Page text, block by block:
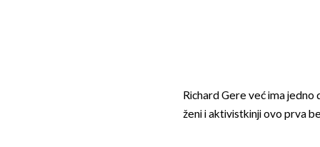
Richard Gere već ima
ženi i aktivistkinji ovo prva